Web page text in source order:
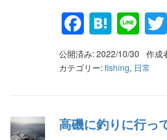
公開済み: 2022/10/30 作成
カテゴリー:fishing, 日常
高磯に釣りに行っ